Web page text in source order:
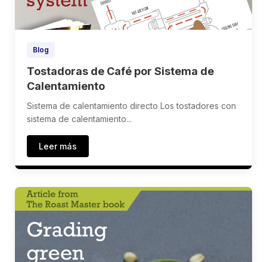
Blog
Tostadoras de Café por Sistema de
Calentamiento
Sistema de calentamiento directo Los tostadores con
sistema de calentamiento...
Leer más